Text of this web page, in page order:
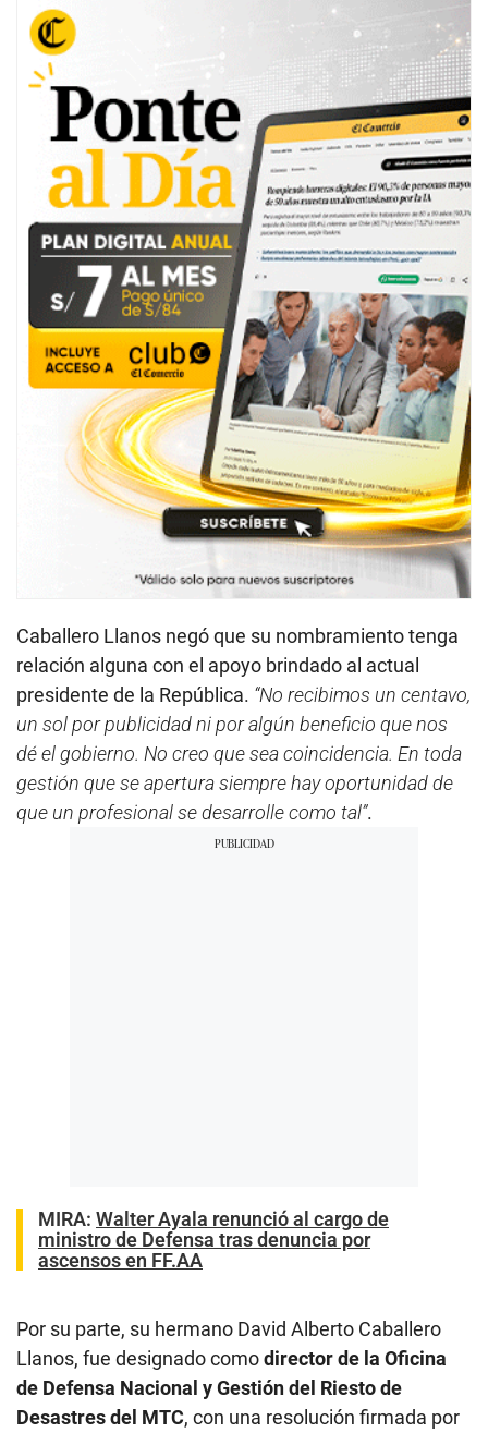
Caballero Llanos negó que su nombramiento tenga
relación alguna con el apoyo brindado al actual
presidente de la República. “No recibimos un centavo,
un sol por publicidad ni por algún beneficio que nos
dé el gobierno. No creo que sea coincidencia. En toda
gestión que se apertura siempre hay oportunidad de
que un profesional se desarrolle como tal”.
MIRA: Walter Ayala renunció al cargo de
ministro de Defensa tras denuncia por
ascensos en FF.AA
Por su parte, su hermano David Alberto Caballero
Llanos, fue designado comodirector de la Oficina
de Defensa Nacional y Gestión del Riesto de
Desastres del MTC, con una resolución firmada por